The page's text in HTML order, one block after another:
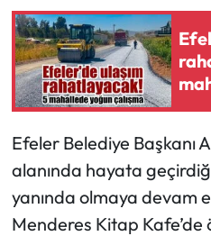
Efeler Belediye Başkanı
alanında hayata
yanında olmaya devam
Menderes Kitap Kafe’de